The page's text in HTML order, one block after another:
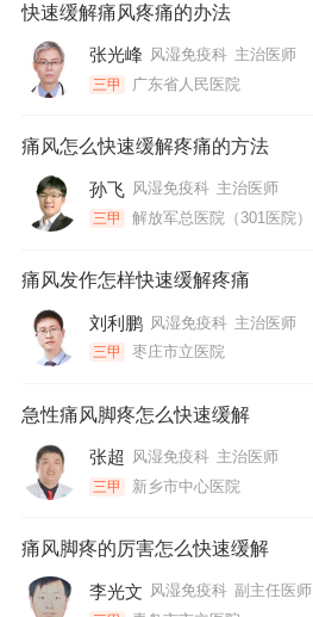
快速缓解痛风疼痛的办法
张光峰 风湿免疫科 主治医师
三甲 广东省人民医院
痛风怎么快速缓解疼痛的方法
孙飞 风湿免疫科 主治医师
三甲 解放军总医院（301医院）
痛风发作怎样快速缓解疼痛
刘利鹏 风湿免疫科 主治医师
三甲 枣庄市立医院
急性痛风脚疼怎么快速缓解
张超 风湿免疫科 主治医师
三甲 新乡市中心医院
痛风脚疼的厉害怎么快速缓解
李光文 风湿免疫科 副主任医师